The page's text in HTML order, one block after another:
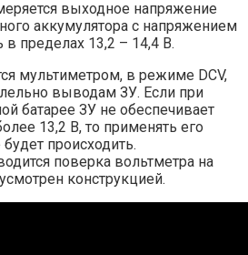
выходное напряжение
аккумулятора с напряжением
пределах 13,2 – 14,4 В.
мультиметром, в режиме DCV,
выводам ЗУ. Если при
батарее ЗУ не обеспечивает
13,2 В, то применять его
происходить.
поверка вольтметра на
конструкцией.